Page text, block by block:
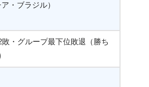
・ブラジル）
敗・グループ最下位敗退（勝ち